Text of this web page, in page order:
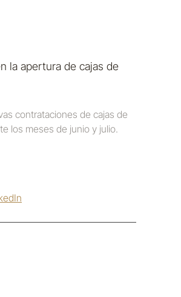
la apertura de cajas de
contrataciones de cajas de
los meses de junio y julio.